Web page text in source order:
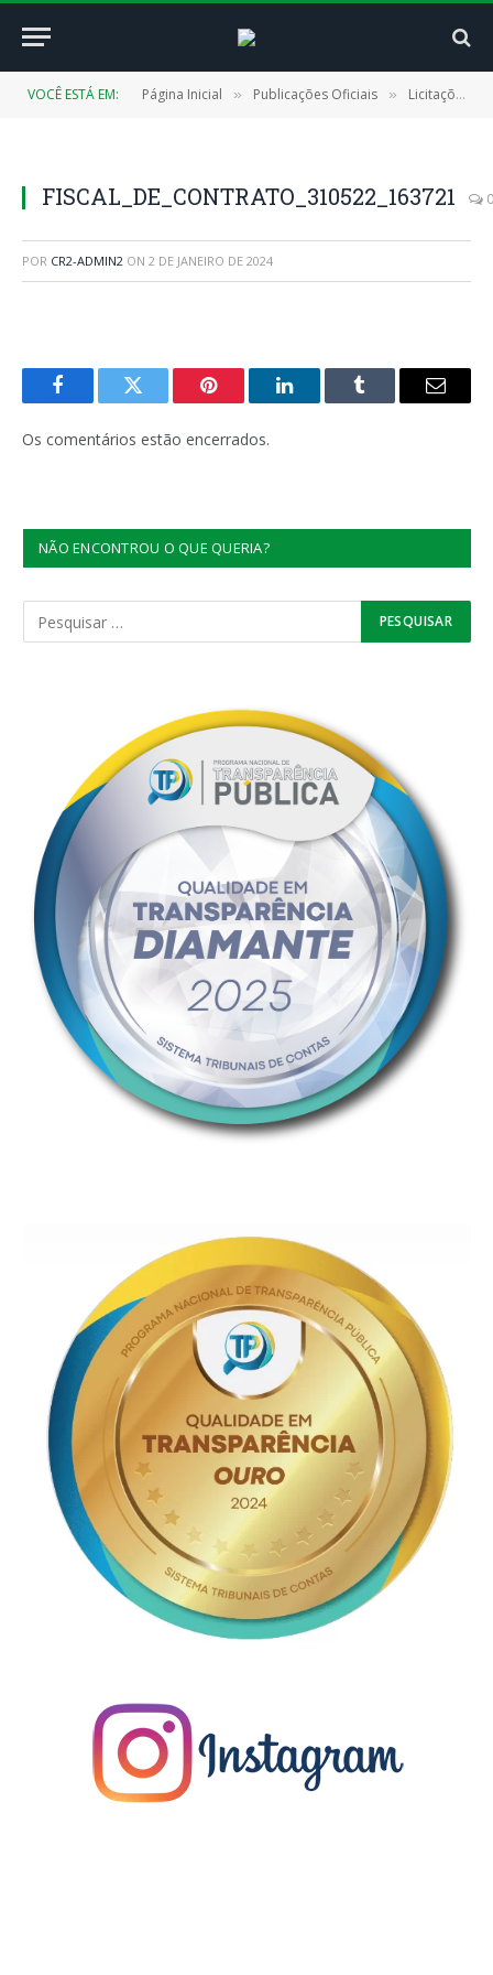
VOCÊ ESTÁ EM: Página Inicial » Publicações Oficiais » Licitações
FISCAL_DE_CONTRATO_310522_163721 0
POR CR2-ADMIN2 ON 2 DE JANEIRO DE 2024
FacebookTwitter Pinterest LinkedInTumblr
E-
Os comentários estão encerrados.
NÃO ENCONTROU O QUE QUERIA?